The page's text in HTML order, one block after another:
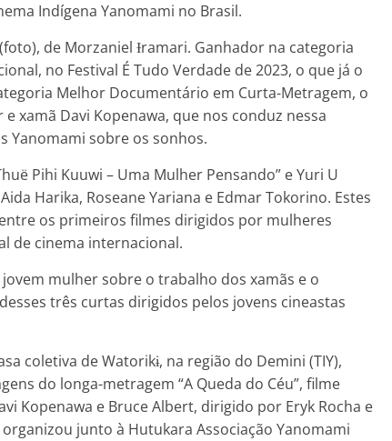
Indígena Yanomami no Brasil.
de Morzaniel Ɨramari. Ganhador na categoria
no Festival É Tudo Verdade de 2023, o que já o
Melhor Documentário em Curta-Metragem, o
xamã Davi Kopenawa, que nos conduz nessa
Yanomami sobre os sonhos.
Pihi Kuuwi – Uma Mulher Pensando” e Yuri U
Harika, Roseane Yariana e Edmar Tokorino. Estes
os primeiros filmes dirigidos por mulheres
de cinema internacional.
mulher sobre o trabalho dos xamãs e o
três curtas dirigidos pelos jovens cineastas
coletiva de Watorikɨ, na região do Demini (TIY),
do longa-metragem “A Queda do Céu”, filme
Kopenawa e Bruce Albert, dirigido por Eryk Rocha e
junto à Hutukara Associação Yanomami